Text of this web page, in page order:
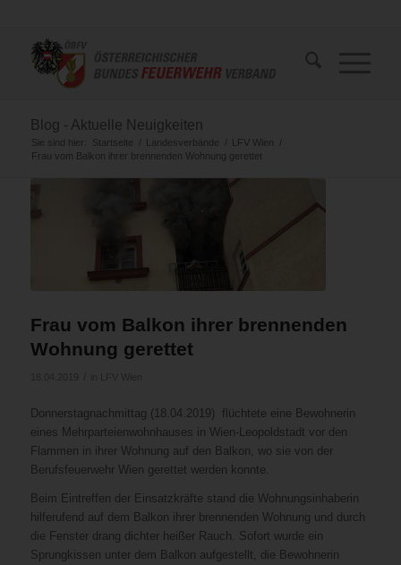
Blog - Aktuelle Neuigkeiten
Sie sind hier: Startseite / Landesverbände / LFV Wien
/
Frau vom Balkon ihrer brennenden Wohnung gerettet
Frau vom Balkon ihrer brennenden
Wohnung gerettet
Donnerstagnachmittag (18.04.2019) flüchtete eine Bewohnerin
eines Mehrparteienwohnhauses in Wien-Leopoldstadt vor den
Flammen in ihrer Wohnung auf den Balkon, wo sie von der
Berufsfeuerwehr Wien gerettet werden konnte.
Beim Eintreffen der Einsatzkräfte stand die Wohnungsinhaberin
hilferufend auf dem Balkon ihrer brennenden Wohnung und durch
die Fenster drang dichter heißer Rauch. Sofort wurde ein
Sprungkissen unter dem Balkon aufgestellt, die Bewohnerin